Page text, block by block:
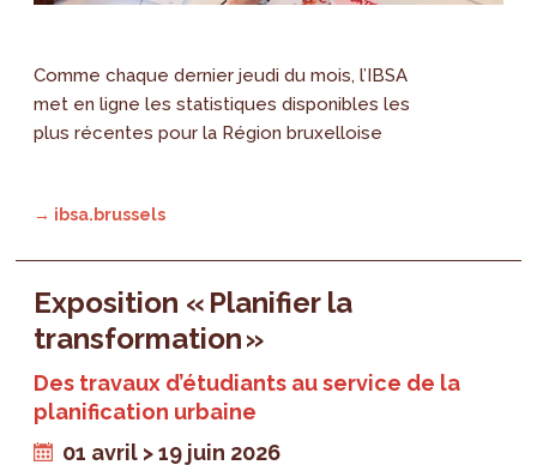
Comme chaque dernier jeudi du mois, l’IBSA
met en ligne les statistiques disponibles les
plus récentes pour la Région bruxelloise
→ ibsa.brussels
Exposition « Planifier la
transformation »
Des travaux d’étudiants au service de la
planification urbaine
01 avril > 19 juin 2026